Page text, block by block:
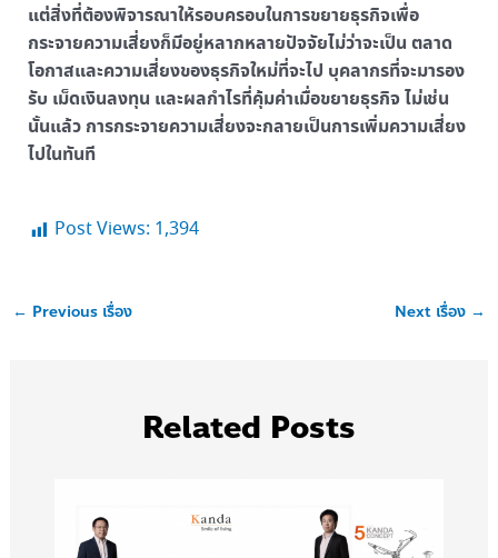
แต่สิ่งที่ต้องพิจารณาให้รอบครอบในการขยายธุรกิจเพื่อ
กระจายความเสี่ยงก็มีอยู่หลากหลายปัจจัยไม่ว่าจะเป็น ตลาด
โอกาสและความเสี่ยงของธุรกิจใหม่ที่จะไป บุคลากรที่จะมารอง
รับ เม็ดเงินลงทุน และผลกำไรที่คุ้มค่าเมื่อขยายธุรกิจ ไม่เช่น
นั้นแล้ว การกระจายความเสี่ยงจะกลายเป็นการเพิ่มความเสี่ยง
ไปในทันที
Post Views: 1,394
← Previous เรื่อง Next เรื่อง →
Related Posts